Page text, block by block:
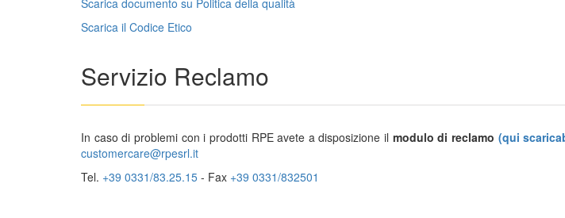
Scarica documento su Politica della qualità
Scarica il Codice Etico
Servizio Reclamo
In caso di problemi con i prodotti RPE avete a disposizione il modulo di reclamo (qui
customercare@rpesrl.it
Tel. +39 0331/83.25.15 - Fax +39 0331/832501